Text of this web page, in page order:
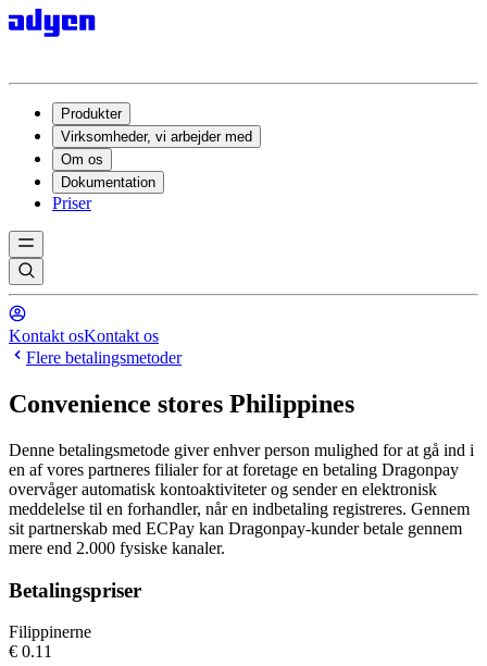
Produkter
Virksomheder, vi arbejder med
Om os
Dokumentation
Priser
Kontakt osKontakt os
Flere betalingsmetoder
Convenience stores Philippines
Denne betalingsmetode giver enhver person mulighed for at gå ind i
en af vores partneres filialer for at foretage en betaling Dragonpay
overvåger automatisk kontoaktiviteter og sender en elektronisk
meddelelse til en forhandler, når en indbetaling registreres. Gennem
sit partnerskab med ECPay kan Dragonpay-kunder betale gennem
mere end 2.000 fysiske kanaler.
Betalingspriser
Filippinerne
€0.11